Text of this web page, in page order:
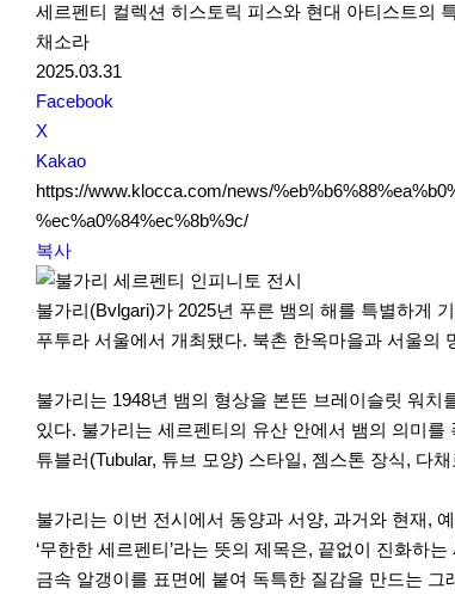
세르펜티 컬렉션 히스토릭 피스와 현대 아티스트의
채소라
2025.03.31
S
N
S
S
h
a
r
e
Facebook
X
Kakao
https://www.klocca.com/news/
%ec%a0%84%ec%8b%9c/
복사
불가리(Bvlgari)가 2025년 푸른 뱀의 해를 특별하게
푸투라 서울에서 개최됐다. 북촌 한옥마을과 서울의
불가리는 1948년 뱀의 형상을 본뜬 브레이슬릿 워
있다. 불가리는 세르펜티의 유산 안에서 뱀의 의미
튜블러(Tubular, 튜브 모양) 스타일, 젬스톤 장식, 다
불가리는 이번 전시에서 동양과 서양, 과거와 현재,
‘무한한 세르펜티’라는 뜻의 제목은, 끝없이 진화하
금속 알갱이를 표면에 붙여 독특한 질감을 만드는